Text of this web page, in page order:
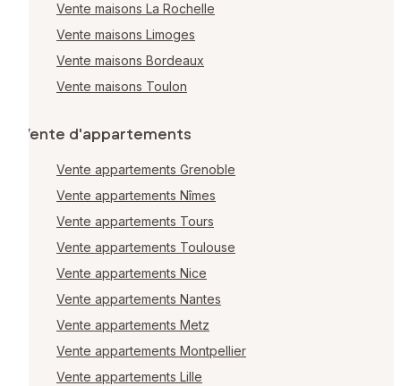
Vente maisons La Rochelle
Vente maisons Limoges
Vente maisons Bordeaux
Vente maisons Toulon
Vente d'appartements
Vente appartements Grenoble
Vente appartements Nîmes
Vente appartements Tours
Vente appartements Toulouse
Vente appartements Nice
Vente appartements Nantes
Vente appartements Metz
Vente appartements Montpellier
Vente appartements Lille